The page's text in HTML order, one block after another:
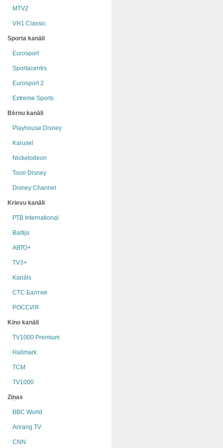
MTV2
VH1 Classic
Sporta kanāli
Eurosport
Sportacentrs
Eurosport 2
Extreme Sports
Bērnu kanāli
Playhouse Disney
Karusel
Nickelodeon
Toon Disney
Disney Channel
Krievu kanāli
РТB International
Baltija
АВТО+
TV3+
Kanāls
СТС Балтия
РОССИЯ
Kino kanāli
TV1000 Premium
Hallmark
TCM
TV1000
Ziņas
BBC World
Arirang TV
CNN